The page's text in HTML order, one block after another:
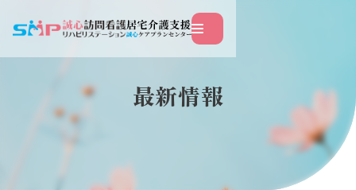
最新情報